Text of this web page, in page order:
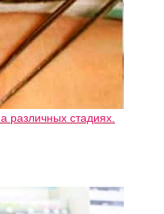
различных стадиях.